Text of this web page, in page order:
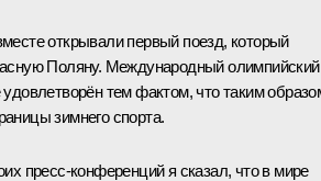
открывали первый поезд, который
Поляну. Международный олимпийский
удовлетворён тем фактом, что таким
зимнего спорта.
пресс-конференций я сказал, что в мире